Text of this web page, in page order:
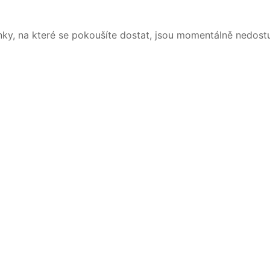
na které se pokoušíte dostat, jsou momentálně